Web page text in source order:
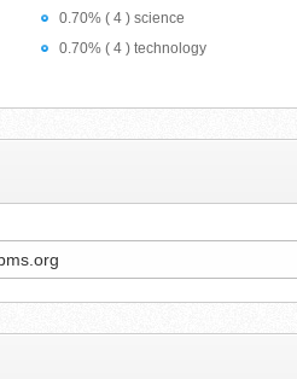
0.70% ( 4 ) science
0.70% ( 4 ) technology